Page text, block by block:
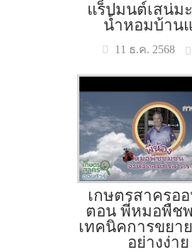
แร็ปมนต์เสน่ม
น้ำหอมบ้าน
11 ธ.ค. 2568
เกษตรสาครอ
ตอน พี่หมอพืช
เทคนิคการขยา
อย่างง่าย